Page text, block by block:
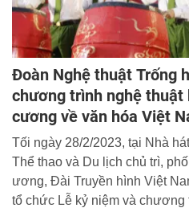
Đoàn Nghệ thuật Trống
chương trình nghệ thuật
cương về văn hóa Việt
lịch sử
Tối ngày 28/2/2023, tại Nhà
Thể thao và Du lịch chủ trì,
ương, Đài Truyền hình Việt
tổ chức Lễ kỷ niệm và chương